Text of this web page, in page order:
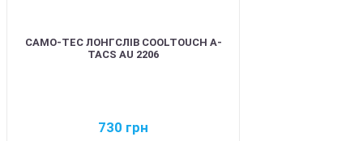
CAMO-TEC ЛОНГСЛІВ COOLTOUCH A-
TACS AU 2206
730 грн